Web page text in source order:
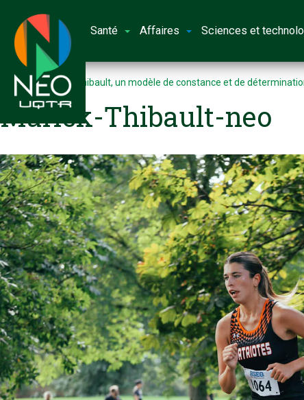
Santé Affaires Sciences et
Accueil Marick Thibault, un modèle de constance et de
Marick-Thibault-neo